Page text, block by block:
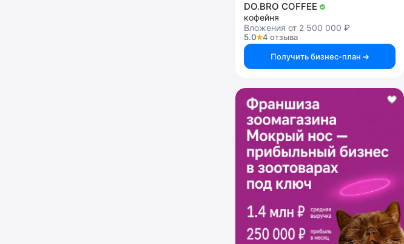
DO.BRO COFFEE
кофейня
Вложения от 2 500 000 ₽
5.0
4 отзыва
Получить бизнес-план